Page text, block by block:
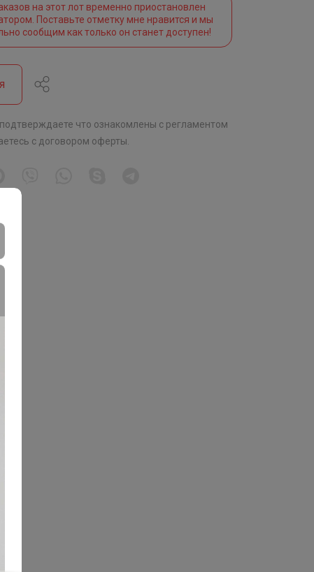
на этот лот временно приостановлен
Поставьте отметку мне нравится и мы
сообщим как только он станет доступен!
что ознакомлены с регламентом
с договором оферты